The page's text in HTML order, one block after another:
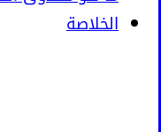
الخلاصة